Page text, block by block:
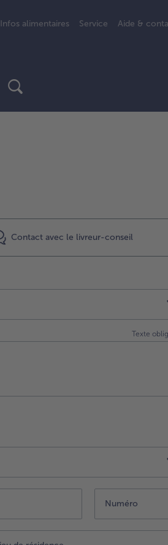
Infos alimentaires Service Aide &
Contact avec le livreur-conseil
Texte